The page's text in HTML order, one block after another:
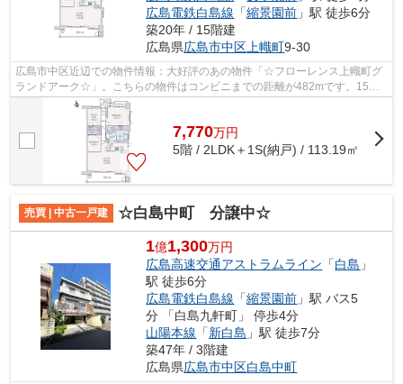
広島電鉄白島線 「縮景園前 」駅 徒歩6分
築20年 / 15階建
広島県広島市中区上幟町9-30
広島市中区近辺での物件情報：大好評のあの物件「☆フローレンス上幟町グ
ランドアーク☆」。こちらの物件はコンビニまでの距離が482mです。15階
建ての物件ならいつでも快適です。中古で...
7,770万円
5階 / 2LDK＋1S(納戸) / 113.19㎡
売買 | 中古一戸建 ☆白島中町 分譲中☆
1億1,300万円
広島高速交通アストラムライン 「白島 」
駅 徒歩6分
広島電鉄白島線 「縮景園前 」駅 バス5
分 「白島九軒町」 停歩4分
山陽本線 「新白島 」駅 徒歩7分
築47年 / 3階建
広島県広島市中区白島中町